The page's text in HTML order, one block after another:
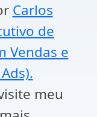
Carlos
de
Vendas e
meu